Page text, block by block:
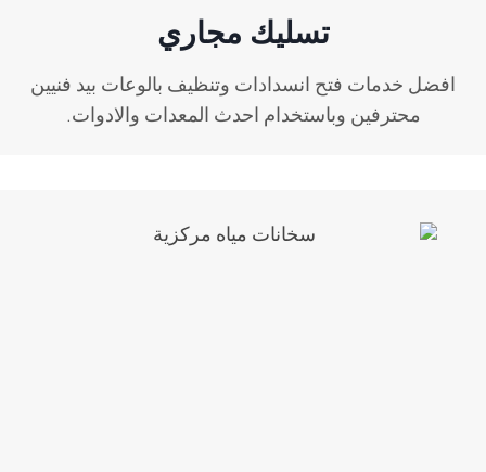
تسليك مجاري
افضل خدمات فتح انسدادات وتنظيف بالوعات بيد فنيين
محترفين وباستخدام احدث المعدات والادوات.